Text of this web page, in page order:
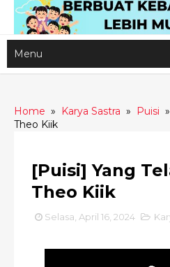
Home » Karya Sastra » Puisi »
Theo Kiik
[Puisi] Yang
Theo Kiik
Selasa, April 16, 2024